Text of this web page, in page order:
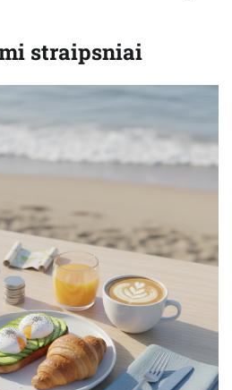
straipsniai